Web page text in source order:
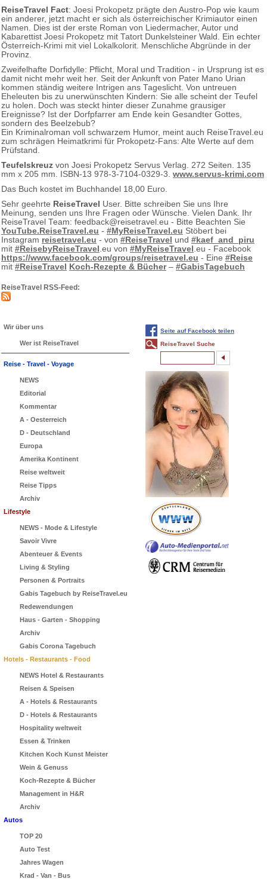
ReiseTravel Fact: Joesi Prokopetz prägte den Austro-Pop wie kaum
ein anderer, jetzt macht er sich als österreichischer Krimiautor einen
Namen. Dies ist der erste Roman von Liedermacher, Autor und
Kabarettist Joesi Prokopetz mit Tatort Dunkelsteiner Wald. Ein echter
Österreich-Krimi mit viel Lokalkolorit. Menschliche Abgründe in der
Provinz.
Zweifelhafte Dorfidylle: Pflicht, Moral und Tradition - in Ursprung ist es
damit nicht mehr weit her. Seit der Ankunft von Pater Mano Urian
kommen ständig weitere Intrigen ans Tageslicht. Von untreuen
Eheleuten bis zu unerwünschten Kindern: Sie alle scheint der Teufel
zu holen. Doch was steckt hinter dieser Zunahme grausiger
Ereignisse? Ist der Dorfpfarrer am Ende kein Gesandter Gottes,
sondern des Beelzebub?
Ein Kriminalroman voll schwarzem Humor, meint auch ReiseTravel.eu
zum schrägen Heimatkrimi für Prokopetz-Fans: Alte Werte auf dem
Prüfstand.
Teufelskreuz von Joesi Prokopetz Servus Verlag. 272 Seiten. 135
mm x 205 mm. ISBN-13 978-3-7104-0329-3. www.servus-krimi.com
Das Buch kostet im Buchhandel 18,00 Euro.
Sehr geehrte ReiseTravel User. Bitte schreiben Sie uns Ihre
Meinung, senden uns Ihre Fragen oder Wünsche. Vielen Dank. Ihr
ReiseTravel Team: feedback@reisetravel.eu - Bitte Beachten Sie
YouTube.ReiseTravel.eu - #MyReiseTravel.eu Stöbert bei
Instagram reisetravel.eu - von #ReiseTravel und #kaef_and_piru
mit #ReisebyReiseTravel .eu von #MyReiseTravel .eu - Facebook
https://www.facebook.com/groups/reisetravel.eu - Eine #Reise
mit #ReiseTravel Koch-Rezepte & Bücher– #GabisTagebuch
ReiseTravel RSS-Feed:
Wir über uns
Wer ist ReiseTravel
Reise - Travel - Voyage
NEWS
Editorial
Kommentar
A - Oesterreich
D - Deutschland
Europa
Amerika Kontinent
Reise weltweit
Reise Tipps
Archiv
Lifestyle
NEWS - Mode & Lifestyle
Savoir Vivre
Abenteuer & Events
Living & Styling
Personen & Portraits
Gabis Tagebuch by ReiseTravel.eu
Redewendungen
Haus - Garten - Shopping
Archiv
Gabis Corona Tagebuch
Hotels - Restaurants - Food
NEWS Hotel & Restaurants
Reisen & Speisen
A - Hotels & Restaurants
D - Hotels & Restaurants
Hospitality weltweit
Essen & Trinken
Kitchen Koch Kunst Meister
Wein & Genuss
Koch-Rezepte & Bücher
Management in H&R
Archiv
Autos
TOP 20
Auto Test
Jahres Wagen
Krad - Van - Bus
Seite auf Facebook teilen
ReiseTravel Suche